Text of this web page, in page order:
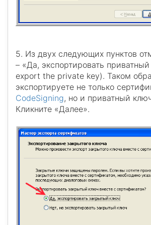
5. Из двух следующих пунктов
– «Да, экспортировать
export the private key). Таком
экспортируете не только
CodeSigning, но и приватный
Кликните «Далее».